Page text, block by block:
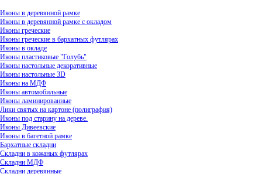
Иконы в деревянной рамке
Иконы в деревянной рамке с окладом
Иконы греческие
Иконы греческие в бархатных футлярах
Иконы в окладе
Иконы пластиковые "Голубь"
Иконы настольные декоративные
Иконы настольные 3D
Иконы на МДФ
Иконы автомобильные
Иконы ламинированные
Лики святых на картоне (полиграфия)
Иконы под старину на дереве.
Иконы Дивеевские
Иконы в багетной рамке
Бархатные складни
Складни в кожаных футлярах
Складни МДФ
Складни деревянные